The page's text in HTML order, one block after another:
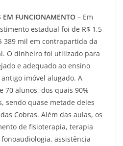
EM FUNCIONAMENTO – Em
estadual foi de R$ 1,5
389 mil em contrapartida da
O dinheiro foi utilizado para
e adequado ao ensino
imóvel alugado. A
70 alunos, dos quais 90%
sendo quase metade deles
Cobras. Além das aulas, os
de fisioterapia, terapia
assistência